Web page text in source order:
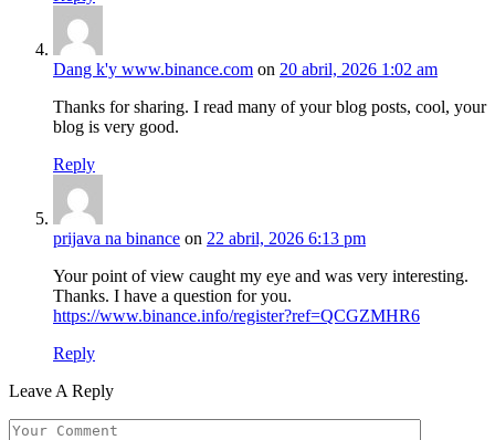
Dang k'y www.binance.com on 20 abril, 2026 1:02 am
Thanks for sharing. I read many of your blog posts, cool, your
blog is very good.
Reply
prijava na binance on 22 abril, 2026 6:13 pm
Your point of view caught my eye and was very interesting.
Thanks. I have a question for you.
https://www.binance.info/register?ref=QCGZMHR6
Reply
Leave A Reply